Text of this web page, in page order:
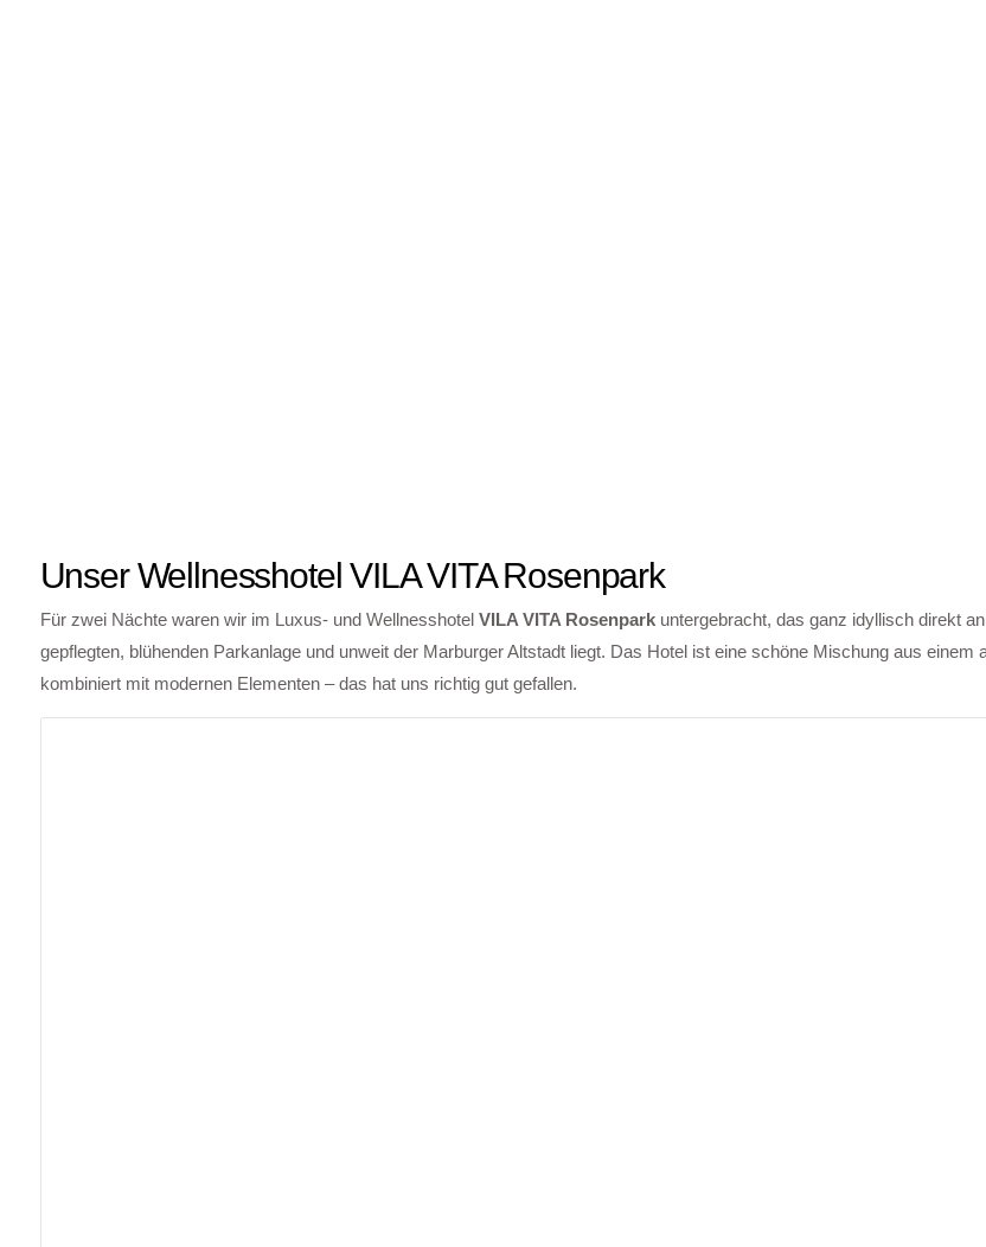
Unser Wellnesshotel VILA VITA Rosenpark
Für zwei Nächte waren wir im Luxus- und Wellnesshotel VILA VITA Rosenparkuntergebracht, das ganz idyllisch direkt
gepflegten, blühenden Parkanlage und unweit der Marburger Altstadt liegt. Das Hotel ist eine schöne Mischung aus einem
kombiniert mit modernen Elementen – das hat uns richtig gut gefallen.